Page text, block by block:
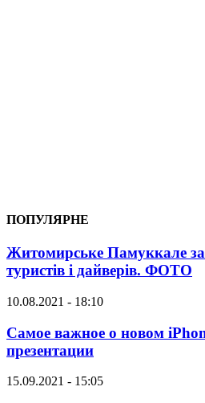
ПОПУЛЯРНЕ
Житомирське Памуккале
туристів і дайверів. ФОТО
10.08.2021 - 18:10
Самое важное о новом
презентации
15.09.2021 - 15:05